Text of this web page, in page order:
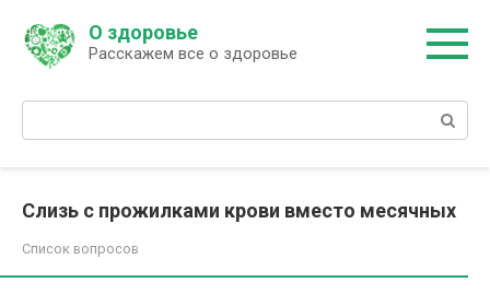
контенту
О здоровье
Расскажем все о здоровье
Поиск:
Слизь с прожилками крови вместо месячных
Список вопросов